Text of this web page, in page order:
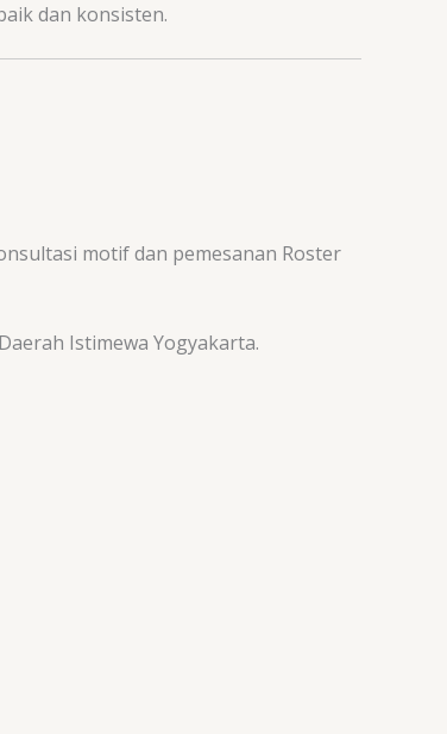
dan konsisten.
motif dan pemesanan Roster
Istimewa Yogyakarta.